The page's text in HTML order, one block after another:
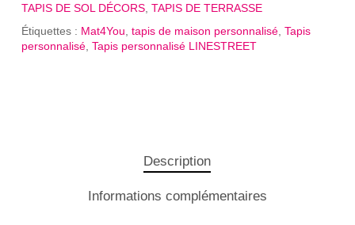
TAPIS DE SOL DÉCORS, TAPIS DE TERRASSE
Étiquettes : Mat4You tapis de maison personnalisé, Tapis
personnalisé, Tapis personnalisé LINESTREET
Description
Informations complémentaires